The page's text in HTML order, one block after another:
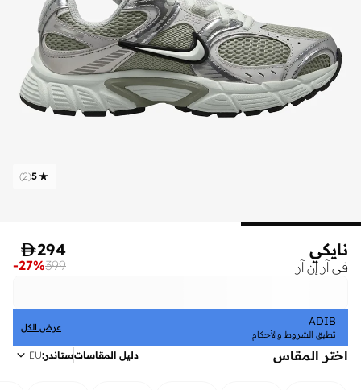
5
(
2
)
نايكي
في آر إن آر
294
399
-27%
ADIB
تطبق الشروط والأحكام
عرض الكل
اختر المقاس دليل المقاساتستاندر:
EU